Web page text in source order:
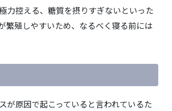
力控える、糖質を摂りすぎないといった
繁殖しやすいため、なるべく寝る前には
が原因で起こっていると言われているた